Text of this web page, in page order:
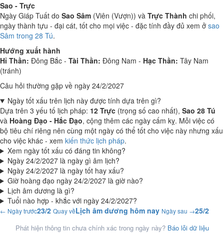
Sao - Trực
Ngày Giáp Tuất do Sao Sâm (Viên (Vượn)) và Trực Thành chi phối,
ngày thành tựu - đại cát, tốt cho mọi việc - đặc tính đầy đủ xem ở sao
Sâm trong 28 Tú.
Hướng xuất hành
Hỉ Thần: Đông Bắc - Tài Thần: Đông Nam - Hạc Thần: Tây Nam
(tránh)
Câu hỏi thường gặp về ngày 24/2/2027
Ngày tốt xấu trên lịch này được tính dựa trên gì?
Dựa trên 3 yếu tố lịch pháp: 12 Trực (trọng số cao nhất), Sao 28 Tú
và Hoàng Đạo - Hắc Đạo, cộng thêm các ngày cấm kỵ. Mỗi việc có
bộ tiêu chí riêng nên cùng một ngày có thể tốt cho việc này nhưng xấu
cho việc khác - xem kiến thức lịch pháp.
Xem ngày tốt xấu có đáng tin không?
Ngày 24/2/2027 là ngày gì âm lịch?
Ngày 24/2/2027 là ngày tốt hay xấu?
Giờ hoàng đạo ngày 24/2/2027 là giờ nào?
Lịch âm dương là gì?
Tuổi nào hợp - khắc với ngày 24/2/2027?
← Ngày trước23/2 Quay vềLịch âm dương hôm nay Ngày sau →25/2
Phát hiện thông tin chưa chính xác trong ngày này? Báo lỗi dữ liệu